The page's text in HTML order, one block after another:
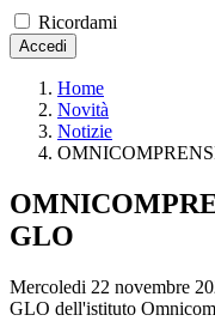
Ricordami
Accedi
Home
Novità
Notizie
GLO
Mercoledi 22 novembre
GLO dell'istituto